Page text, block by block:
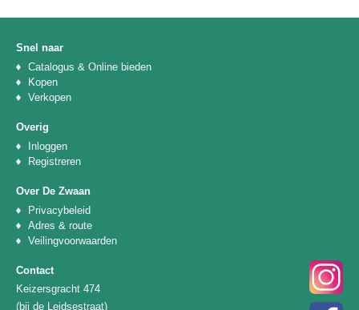
Snel naar
Catalogus & Online bieden
Kopen
Verkopen
Overig
Inloggen
Registreren
Over De Zwaan
Privacybeleid
Adres & route
Veilingvoorwaarden
Contact
Keizersgracht 474
(bij de Leidsestraat)